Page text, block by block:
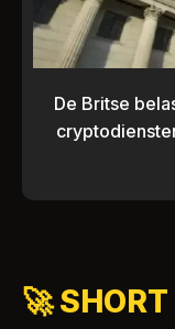
De Britse
🚀